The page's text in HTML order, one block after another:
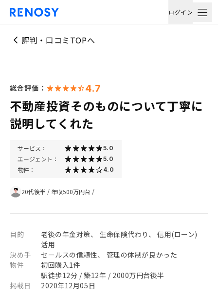
ログイン
評判・口コミTOPへ
総合評価： 4.7
不動産投資そのものについて丁寧に
説明してくれた
サービス： 5.0
エージェント： 5.0
物件： 4.0
20代後半 / 年収500万円台 /
目的
老後の年金対策、 生命保険代わり、 信用(ローン)
活用
決め手
セールスの信頼性、 管理の体制が良かった
物件
初回購入1件
駅徒歩12分 / 築12年 / 2000万円台後半
掲載日
2020年12月05日